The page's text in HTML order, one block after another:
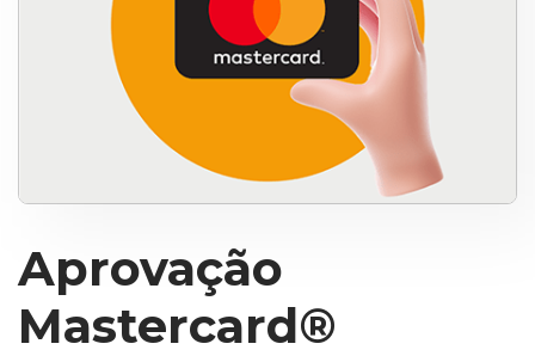
Aprovação
Mastercard®